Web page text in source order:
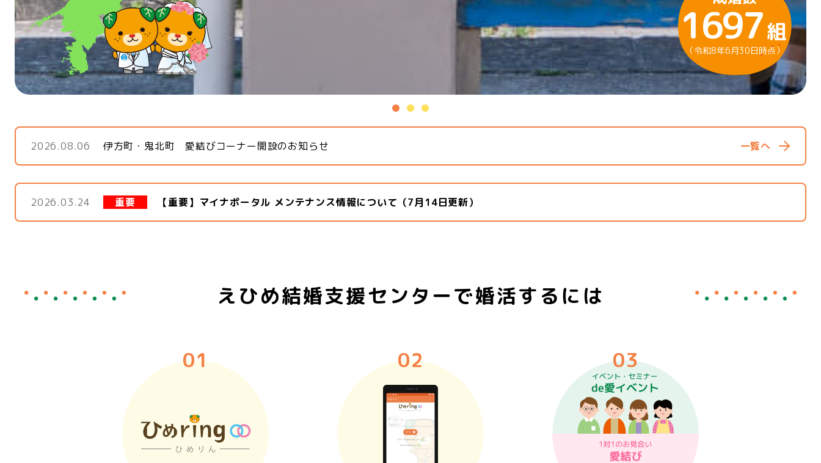
1697組
（令和8年6月30日時点）
2026.08.06 伊方町・鬼北町 愛結びコーナー開設のお知らせ 一覧へ
2026.03.24 重要 【重要】マイナポータル メンテナンス情報について（7月14日更新）
えひめ結婚支援センターで婚活するには
01 02 03